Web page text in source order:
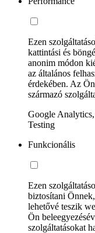
Ezen
kattintási és
anonim módon
az általános
érdekében. Az
származó
Google
Testing
Funkcionális
Ezen
biztosítani
lehetővé teszik
Ön
szolgáltatásokat